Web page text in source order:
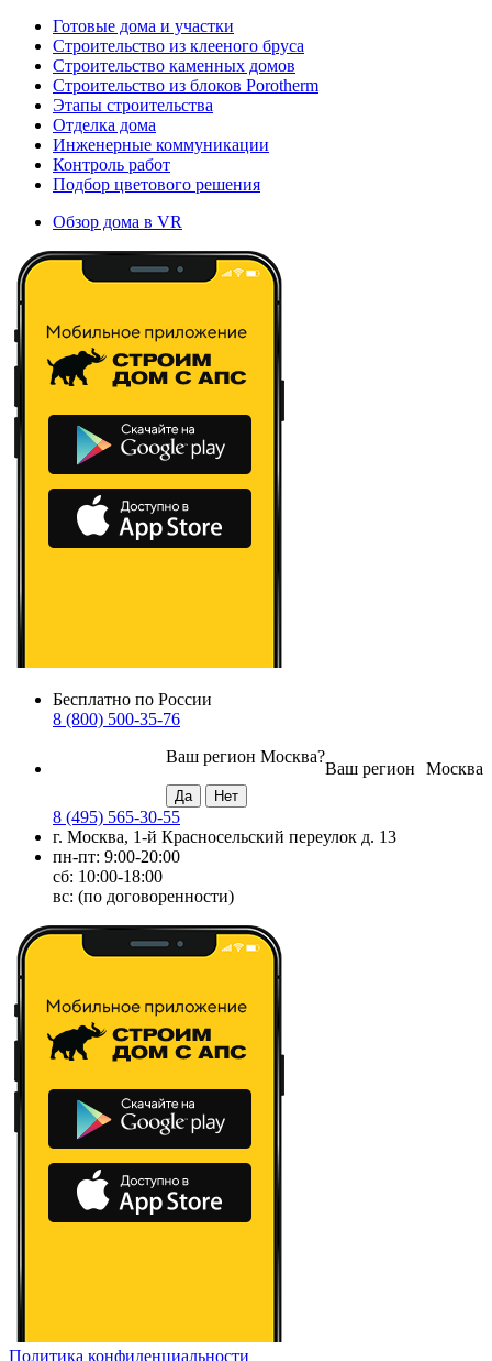
Готовые дома и участки
Строительство из клееного бруса
Строительство каменных домов
Строительство из блоков Porotherm
Этапы строительства
Отделка дома
Инженерные коммуникации
Контроль работ
Подбор цветового решения
Обзор дома в VR
Бесплатно по России
8 (800) 500-35-76
Москва
Ваш регион
Ваш регион Москва?
8 (495) 565-30-55
г. Москва, 1-й Красносельский переулок д. 13
пн-пт: 9:00-20:00
сб: 10:00-18:00
вс: (по договоренности)
Политика конфиденциальности